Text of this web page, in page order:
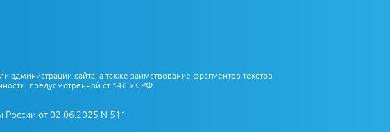
сайта, а также заимствование фрагментов текстов
предусмотренной ст.146 УК РФ.
от 02.06.2025 N 511